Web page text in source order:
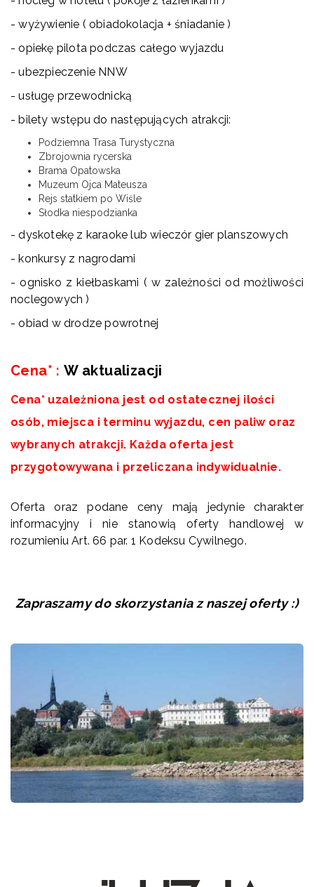
- wyżywienie ( obiadokolacja + śniadanie )
- opiekę pilota podczas całego wyjazdu
- ubezpieczenie NNW
- usługę przewodnicką
- bilety wstępu do następujących atrakcji:
Podziemna Trasa Turystyczna
Zbrojownia rycerska
Brama Opatowska
Muzeum Ojca Mateusza
Rejs statkiem po Wiśle
Słodka niespodzianka
- dyskotekę z karaoke lub wieczór gier planszowych
- konkursy z nagrodami
- ognisko z kiełbaskami ( w zależności od możliwości
noclegowych )
- obiad w drodze powrotnej
Cena* :W aktualizacji
Cena* uzależniona jest od ostatecznej ilości
osób, miejsca i terminu wyjazdu, cen paliw oraz
wybranych atrakcji. Każda oferta jest
przygotowywana i przeliczana indywidualnie.
Oferta oraz podane ceny mają jedynie charakter
informacyjny i nie stanowią oferty handlowej w
rozumieniu Art. 66 par. 1 Kodeksu Cywilnego.
Zapraszamy do skorzystania z naszej oferty :)